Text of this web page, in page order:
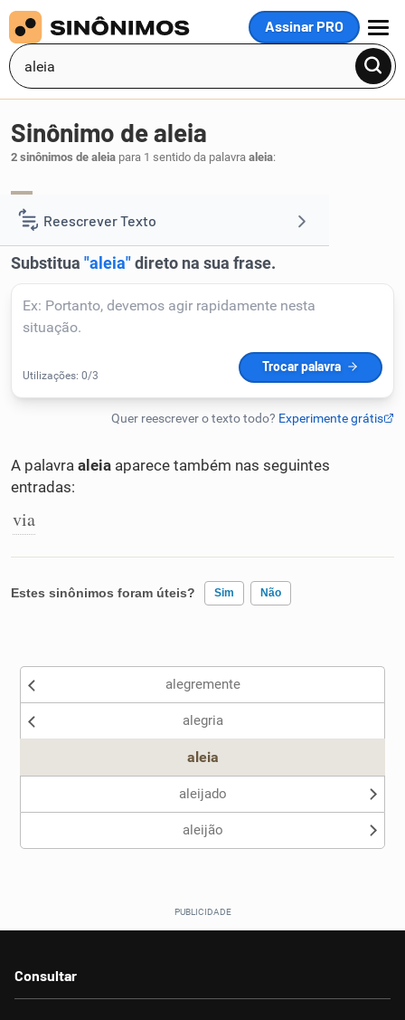
Assinar PRO
MENU
Reescrever Texto
Resumir Texto
Corrigir Texto
Detector de IA
Humanizador de IA
Sinônimos
Sinônimo de aleia
2 sinônimos de aleia para 1 sentido da palavra aleia:
A palavra aleia aparece também nas seguintes
entradas:
via
Estes sinônimos foram úteis? Sim Não
Nenhum dos sinônimos apresentados me ajudou
alegremente
alegria
aleia
aleijado
aleijão
Consultar